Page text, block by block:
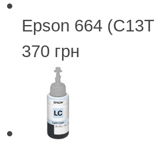
Epson 664
370 грн